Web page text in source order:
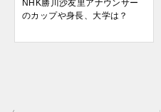
NHK勝川沙友里アナウンサー
のカップや身長、大学は？